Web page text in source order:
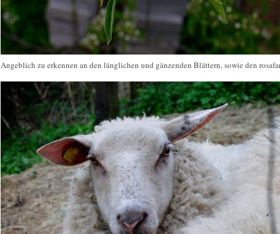
Angeblich zu erkennen an den länglichen und gänzenden Blättern, sowie den